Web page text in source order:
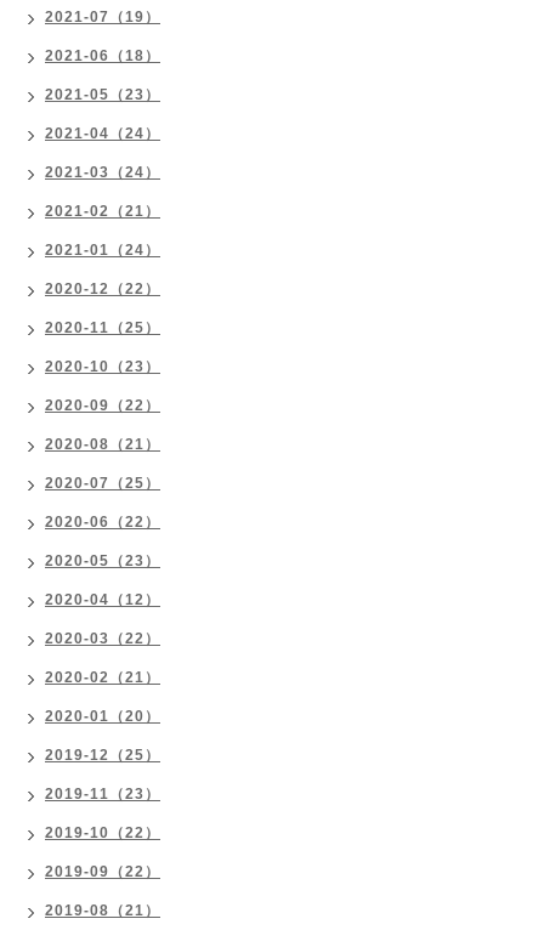
2021-07（19）
2021-06（18）
2021-05（23）
2021-04（24）
2021-03（24）
2021-02（21）
2021-01（24）
2020-12（22）
2020-11（25）
2020-10（23）
2020-09（22）
2020-08（21）
2020-07（25）
2020-06（22）
2020-05（23）
2020-04（12）
2020-03（22）
2020-02（21）
2020-01（20）
2019-12（25）
2019-11（23）
2019-10（22）
2019-09（22）
2019-08（21）